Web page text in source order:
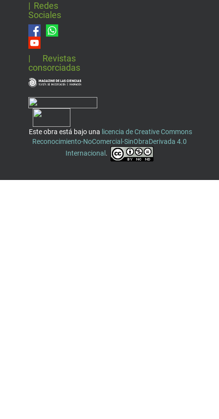
| Redes
Sociales
| Revistas
consorciadas
Este obra está bajo una licencia de Creative Commons
Reconocimiento-NoComercial-SinObraDerivada 4.0
Internacional .